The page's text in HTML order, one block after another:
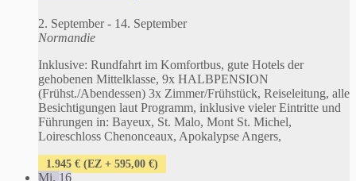
2. September- 14. September
Normandie
Inklusive: Rundfahrt im Komfortbus, gute Hotels der
gehobenen Mittelklasse, 9x HALBPENSION
(Frühst./Abendessen) 3x Zimmer/Frühstück, Reiseleitung, alle
Besichtigungen laut Programm, inklusive vieler Eintritte und
Führungen in: Bayeux, St. Malo, Mont St. Michel,
Loireschloss Chenonceaux, Apokalypse Angers,
1.945 € (EZ + 595,00 €)
Mi. 16